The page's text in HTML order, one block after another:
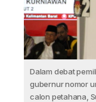
Dalam debat
gubernur nomor
calon petahana,